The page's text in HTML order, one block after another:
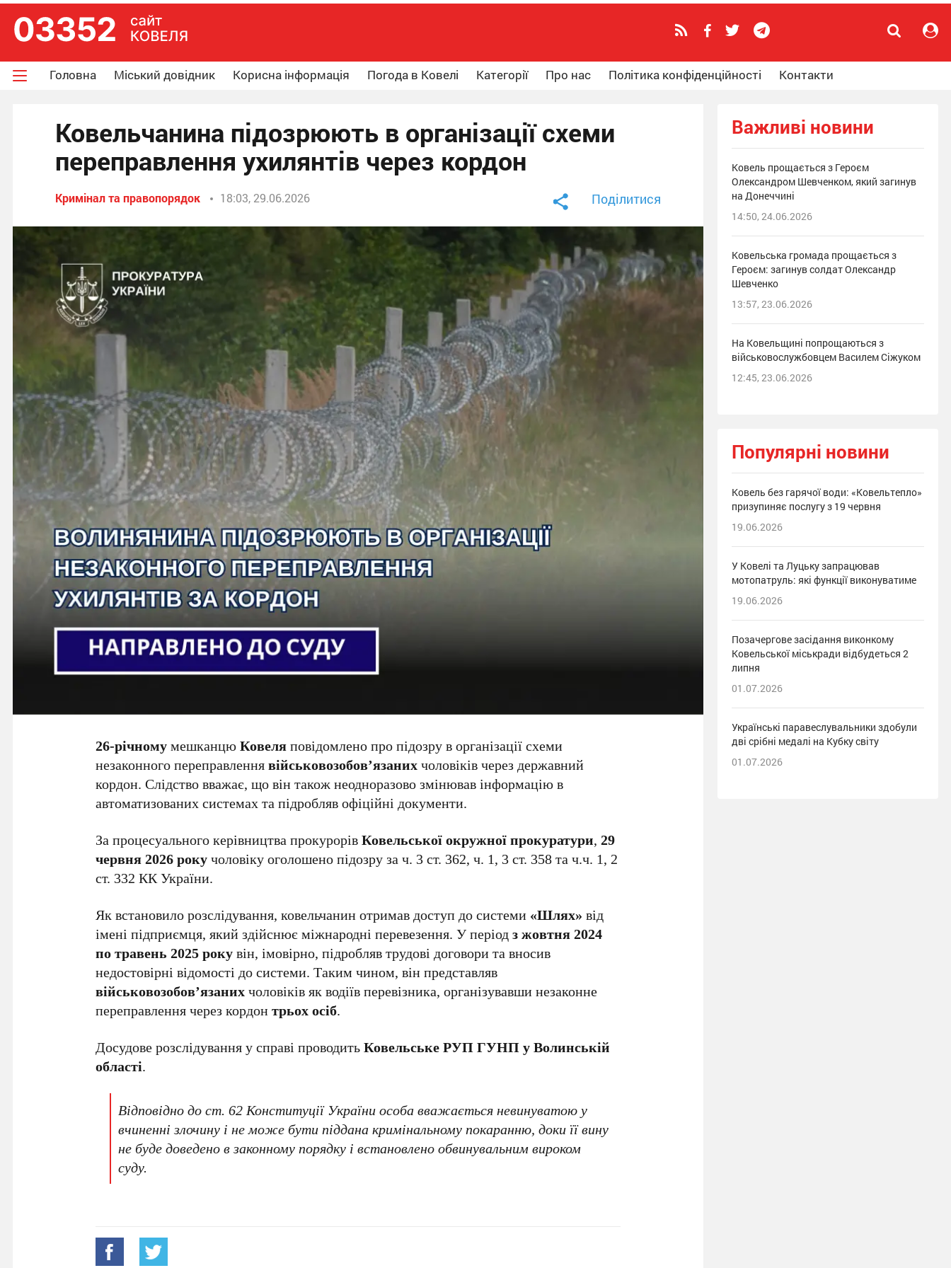
Головна Міський довідник Корисна інформація Погода в Ковелі Категорії Про нас Політика конфіденційності Контакти
Ковельчанина підозрюють в організації схеми
переправлення ухилянтів через кордон
Кримінал та правопорядок 18:03, 29.06.2026 Поділитися
26-річномумешканцюКовеляповідомлено про підозру в організації схеми
незаконного переправленнявійськовозобов’язанихчоловіків через державний
кордон. Слідство вважає, що він також неодноразово змінював інформацію в
автоматизованих системах та підробляв офіційні документи.
За процесуального керівництва прокурорівКовельської окружної прокуратури,29
червня 2026 рокучоловіку оголошено підозру за ч. 3 ст. 362, ч. 1, 3 ст. 358 та ч.ч. 1, 2
ст. 332 КК України.
Як встановило розслідування, ковельчанин отримав доступ до системи «Шлях» від
імені підприємця, який здійснює міжнародні перевезення. У періодз жовтня 2024
по травень 2025 рокувін, імовірно, підробляв трудові договори та вносив
недостовірні відомості до системи. Таким чином, він представляв
військовозобов’язанихчоловіків як водіїв перевізника, організувавши незаконне
переправлення через кордонтрьох осіб.
Досудове розслідування у справі проводитьКовельське РУП ГУНП у Волинській
області.
Відповідно до ст. 62 Конституції України особа вважається невинуватою у
вчиненні злочину і не може бути піддана кримінальному покаранню, доки її вину
не буде доведено в законному порядку і встановлено обвинувальним вироком
суду.
Важливі новини
Ковель прощається з Героєм
Олександром Шевченком, який загинув
на Донеччині
14:50, 24.06.2026
Ковельська громада прощається з
Героєм: загинув солдат Олександр
Шевченко
13:57, 23.06.2026
На Ковельщині попрощаються з
військовослужбовцем Василем Сіжуком
12:45, 23.06.2026
Популярні новини
Ковель без гарячої води: «Ковельтепло»
призупиняє послугу з 19 червня
19.06.2026
У Ковелі та Луцьку запрацював
мотопатруль: які функції виконуватиме
19.06.2026
Позачергове засідання виконкому
Ковельської міськради відбудеться 2
липня
01.07.2026
Українські паравеслувальники здобули
дві срібні медалі на Кубку світу
01.07.2026